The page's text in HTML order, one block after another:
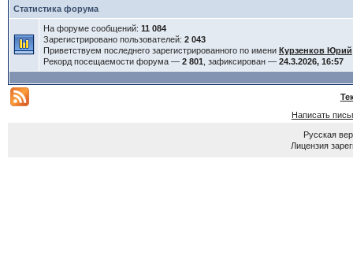
Статистика форума
На форуме сообщений: 11 084
Зарегистрировано пользователей: 2 043
Приветствуем последнего зарегистрированного по имени Курзенков Юрий
Рекорд посещаемости форума — 2 801 , зафиксирован — 24.3.2026, 16:57
Написать
Русская
Лицензия